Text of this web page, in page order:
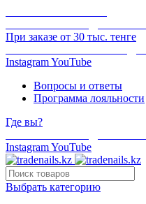
При заказе от 30 тыс. тенге
InstagramYouTube
Вопросы и ответы
Программа лояльности
Где вы?
InstagramYouTube
Выбрать категорию